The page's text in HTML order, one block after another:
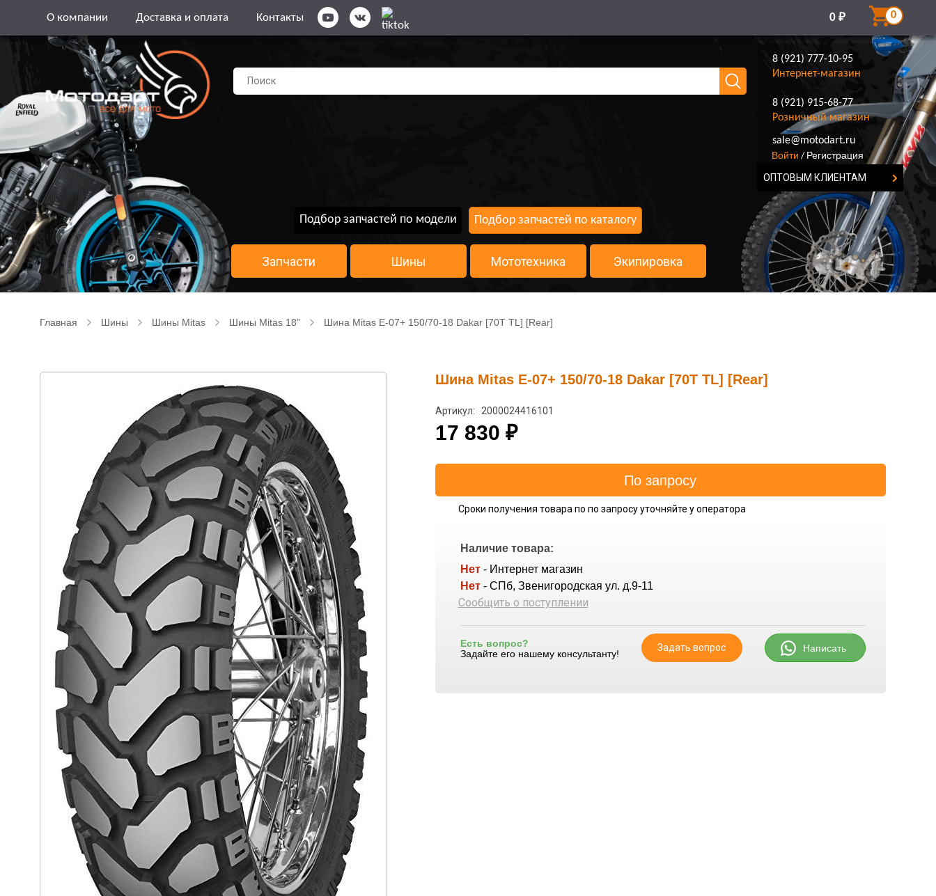
О компании Доставка и оплата Контакты 0 ₽ 0
8 (921) 777-10-95
Интернет-магазин
8 (921) 915-68-77
Розничный магазин
8 (921) 777-10-95
sale@motodart.ru
Войти / Регистрация
ОПТОВЫМ КЛИЕНТАМ
Подбор запчастей по модели Подбор запчастей по каталогу
Запчасти Шины Мототехника Экипировка
Главная Шины Шины Mitas Шины Mitas 18" Шина Mitas E-07+ 150/70-18 Dakar [70T TL] [Rear]
Шина Mitas E-07+ 150/70-18 Dakar [70T TL] [Rear]
Артикул: 2000024416101
17 830 ₽
Сроки получения товара по по запросу уточняйте у оператора
Наличие товара:
Нет - Интернет магазин
Нет - СПб, Звенигородская ул. д.9-11
Сообщить о поступлении
Есть вопрос?
Задайте его нашему консультанту!
Задать вопрос Написать